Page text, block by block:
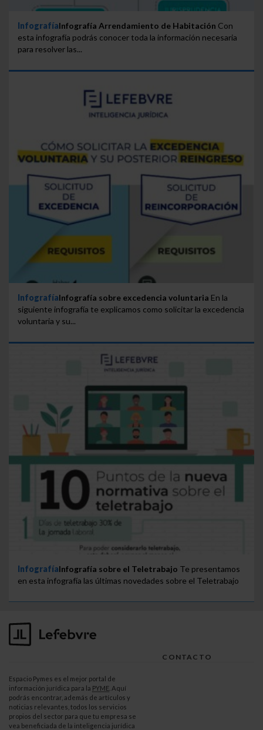
InfografíaInfografía Arrendamiento de Habitación Con
esta infografía podrás conocer toda la información necesaria
para resolver las...
InfografíaInfografía sobre excedencia voluntaria En la
siguiente infografía te explicamos como solicitar la excedencia
voluntaria y su...
InfografíaInfografía sobre el Teletrabajo Te presentamos
en esta infografía las últimas novedades sobre el Teletrabajo
CONTACTO
Espacio Pymes es el mejor portal de
información jurídica para la PYME . Aquí
podrás encontrar, además de artículos y
noticias relevantes, todos los servicios
propios del sector para que tu empresa se
vea beneficiada de la inteligencia jurídica